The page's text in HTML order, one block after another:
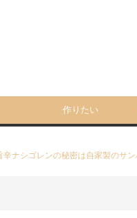
作りたい
ナシゴレンの秘密は自家製のサン